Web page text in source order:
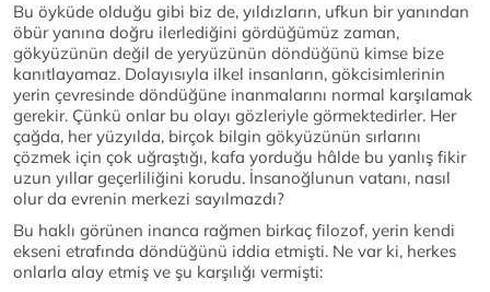
Bu öyküde olduğu gibi biz de, yıldızların, ufkun bir yanından
öbür yanına doğru ilerlediğini gördüğümüz zaman,
gökyüzünün değil de yeryüzünün döndüğünü kimse bize
kanıtlayamaz. Dolayısıyla ilkel insanların, gökcisimlerinin
yerin çevresinde döndüğüne inanmalarını normal karşılamak
gerekir. Çünkü onlar bu olayı gözleriyle görmektedirler. Her
çağda, her yüzyılda, birçok bilgin gökyüzünün sırlarını
çözmek için çok uğraştığı, kafa yorduğu hâlde bu yanlış fikir
uzun yıllar geçerliliğini korudu. İnsanoğlunun vatanı, nasıl
olur da evrenin merkezi sayılmazdı?
Bu haklı görünen inanca rağmen birkaç filozof, yerin kendi
ekseni etrafında döndüğünü iddia etmişti. Ne var ki, herkes
onlarla alay etmiş ve şu karşılığı vermişti: